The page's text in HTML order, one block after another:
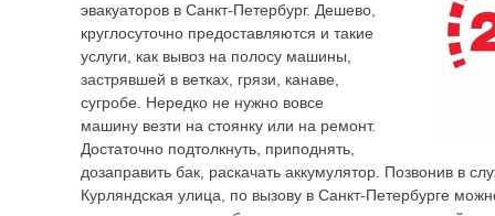
эвакуаторов в Санкт-Петербург. Дешево,
круглосуточно предоставляются и такие
услуги, как вывоз на полосу машины,
застрявшей в ветках, грязи, канаве,
сугробе. Нередко не нужно вовсе
машину везти на стоянку или на ремонт.
Достаточно подтолкнуть, приподнять,
дозаправить бак, раскачать аккумулятор. Позвонив в
Курляндская улица, по вызову в Санкт-Петербурге